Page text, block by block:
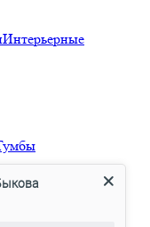
Интерьерные